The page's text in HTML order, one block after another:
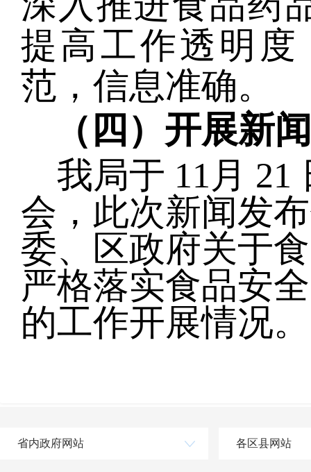
提高工作透明
范，信息准确。
（四） 开展新
我局于 11 月 21
会，此次新闻发
委、区政府关于
严格落实食品安全
的工作开展情况。
省内政府网站 各区县网站